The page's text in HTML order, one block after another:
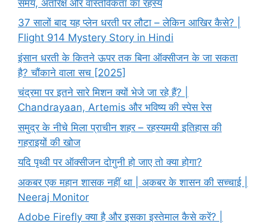
समय, अंतरिक्ष और वास्तविकता का रहस्य
37 सालों बाद यह प्लेन धरती पर लौटा – लेकिन आखिर कैसे? |
Flight 914 Mystery Story in Hindi
इंसान धरती के कितने ऊपर तक बिना ऑक्सीजन के जा सकता
है? चौंकाने वाला सच [2025]
चंद्रमा पर इतने सारे मिशन क्यों भेजे जा रहे हैं? |
Chandrayaan, Artemis और भविष्य की स्पेस रेस
समुद्र के नीचे मिला प्राचीन शहर – रहस्यमयी इतिहास की
गहराइयों की खोज
यदि पृथ्वी पर ऑक्सीजन दोगुनी हो जाए तो क्या होगा?
अकबर एक महान शासक नहीं था | अकबर के शासन की सच्चाई |
Neeraj Monitor
Adobe Firefly क्या है और इसका इस्तेमाल कैसे करें? |